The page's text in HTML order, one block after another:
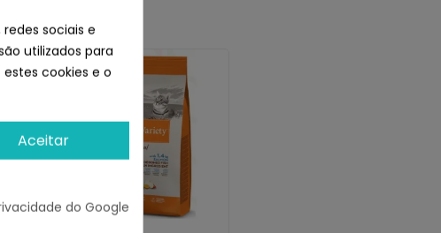
sociais e
utilizados para
cookies e o
Aceitar
do Google